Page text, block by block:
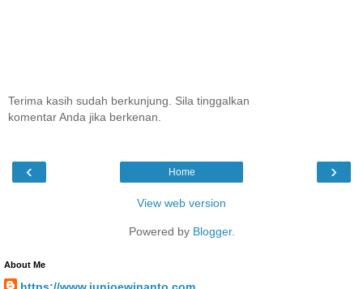
Terima kasih sudah berkunjung. Sila tinggalkan
komentar Anda jika berkenan.
‹ ›
Home
View web version
Powered by Blogger.
About Me
https://www.junjoewinanto.com